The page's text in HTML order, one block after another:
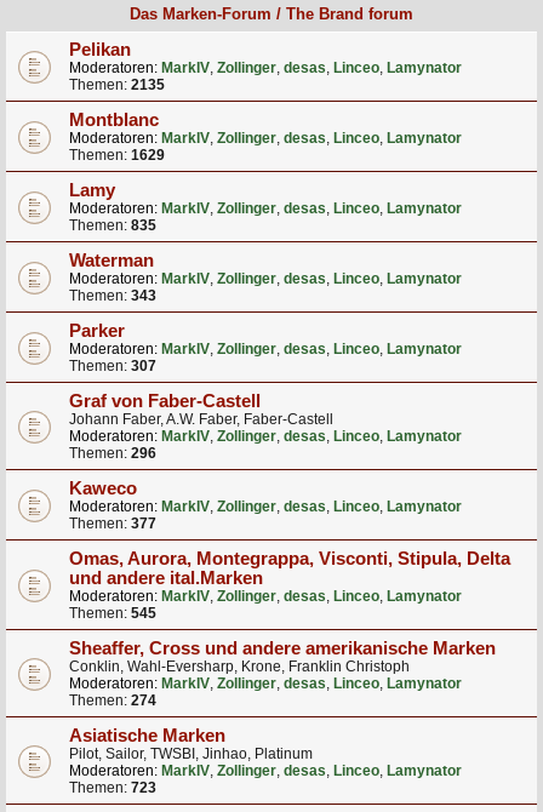
Das Marken-Forum / The Brand forum
Pelikan
Moderatoren: MarkIV, Zollinger, desas, Linceo, Lamynator
Themen: 2135
Montblanc
Moderatoren: MarkIV, Zollinger, desas, Linceo, Lamynator
Themen: 1629
Lamy
Moderatoren: MarkIV, Zollinger, desas, Linceo, Lamynator
Themen: 835
Waterman
Moderatoren: MarkIV, Zollinger, desas, Linceo, Lamynator
Themen: 343
Parker
Moderatoren: MarkIV, Zollinger, desas, Linceo, Lamynator
Themen: 307
Graf von Faber-Castell
Johann Faber, A.W. Faber, Faber-Castell
Moderatoren: MarkIV, Zollinger, desas, Linceo, Lamynator
Themen: 296
Kaweco
Moderatoren: MarkIV, Zollinger, desas, Linceo, Lamynator
Themen: 377
Omas, Aurora, Montegrappa, Visconti, Stipula, Delta
und andere ital.Marken
Moderatoren: MarkIV, Zollinger, desas, Linceo, Lamynator
Themen: 545
Sheaffer, Cross und andere amerikanische Marken
Conklin, Wahl-Eversharp, Krone, Franklin Christoph
Moderatoren: MarkIV, Zollinger, desas, Linceo, Lamynator
Themen: 274
Asiatische Marken
Pilot, Sailor, TWSBI, Jinhao, Platinum
Moderatoren: MarkIV, Zollinger, desas, Linceo, Lamynator
Themen: 723